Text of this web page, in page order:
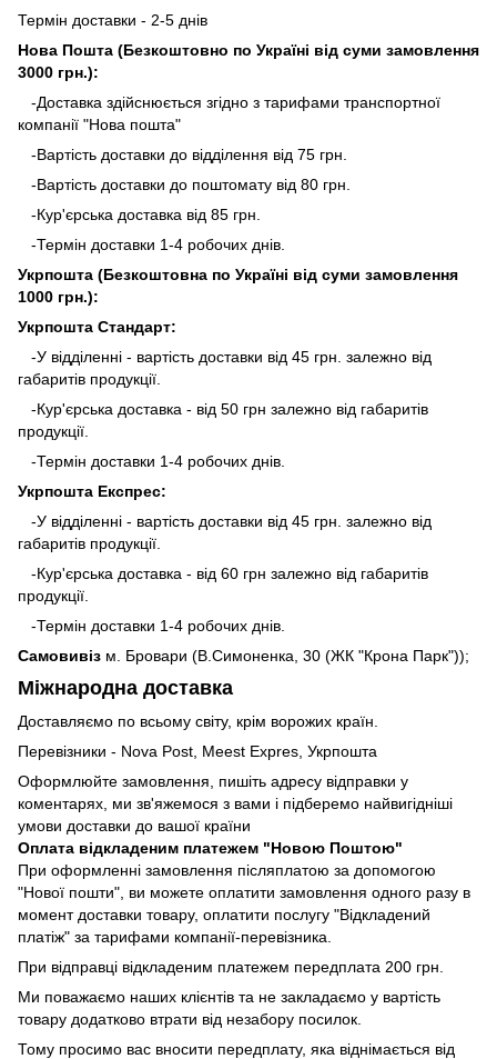
Термін доставки - 2-5 днів
Нова Пошта (Безкоштовно по Україні від суми замовлення
3000 грн.):
-Доставка здійснюється згідно з тарифами транспортної
компанії "Нова пошта"
-Вартість доставки до відділення від 75 грн.
-Вартість доставки до поштомату від 80 грн.
-Кур'єрська доставка від 85 грн.
-Термін доставки 1-4 робочих днів.
Укрпошта (Безкоштовна по Україні від суми замовлення
1000 грн.):
Укрпошта Стандарт:
-У відділенні - вартість доставки від 45 грн. залежно від
габаритів продукції.
-Кур'єрська доставка - від 50 грн залежно від габаритів
продукції.
-Термін доставки 1-4 робочих днів.
Укрпошта Експрес:
-У відділенні - вартість доставки від 45 грн. залежно від
габаритів продукції.
-Кур'єрська доставка - від 60 грн залежно від габаритів
продукції.
-Термін доставки 1-4 робочих днів.
Самовивіз м. Бровари (В.Симоненка, 30 (ЖК "Крона Парк"));
Міжнародна доставка
Доставляємо по всьому світу, крім ворожих країн.
Перевізники - Nova Post, Meest Expres, Укрпошта
Оформлюйте замовлення, пишіть адресу відправки у
коментарях, ми зв'яжемося з вами і підберемо найвигідніші
умови доставки до вашої країни
Оплата відкладеним платежем "Новою Поштою"
При оформленні замовлення післяплатою за допомогою
"Нової пошти", ви можете оплатити замовлення одного разу в
момент доставки товару, оплатити послугу "Відкладений
платіж" за тарифами компанії-перевізника.
При відправці відкладеним платежем передплата 200 грн.
Ми поважаємо наших клієнтів та не закладаємо у вартість
товару додатково втрати від незабору посилок.
Тому просимо вас вносити передплату, яка віднімається від